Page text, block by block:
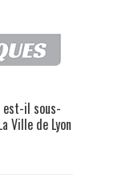
est-il sous-
Ville de Lyon